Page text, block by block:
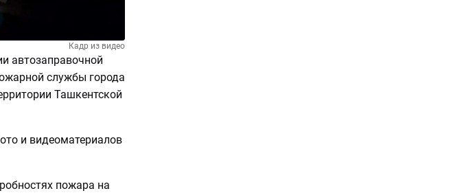
Кадр из видео
автозаправочной
службы города
Ташкентской
и видеоматериалов
пожара на